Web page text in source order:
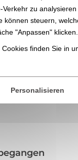
Handschuhe mit
Zeigefinger., Acryl - Achtung,
€ exkl. MwSt.
ANGEBOT ANFORDERN
zu analysieren
können steuern,
"Anpassen" klicken.
finden Sie in
Personalisieren